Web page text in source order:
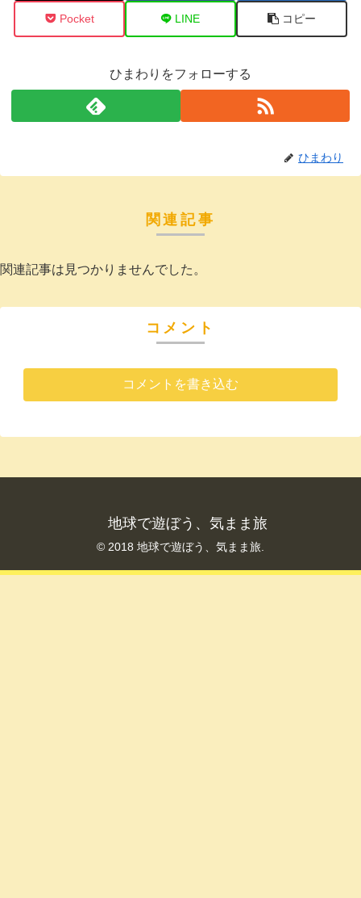
Pocket LINE コピー
ひまわりをフォローする
ひまわり
関連記事
関連記事は見つかりませんでした。
コメント
コメントを書き込む
地球で遊ぼう、気まま旅
© 2018 地球で遊ぼう、気まま旅.